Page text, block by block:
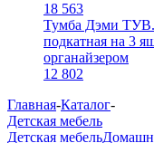
18 563
Тумба Дэми
подкатная на 3
органайзером
12 802
Главная-Каталог-
Детская мебель
Детская мебель